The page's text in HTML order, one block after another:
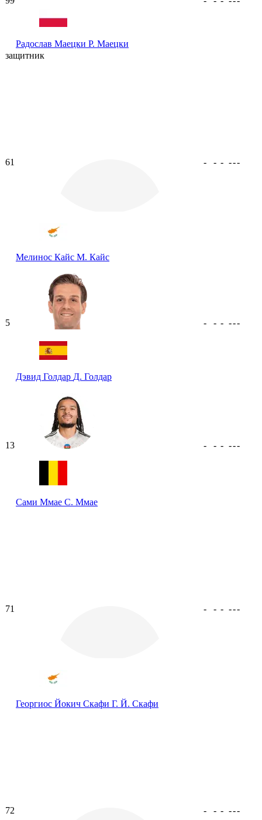
Радослав Маецки Р. Маецки
защитник
61
Мелинос Кайс М. Кайс
- - - ---
5
Дэвид Голдар Д. Голдар
- - - ---
13
Сами Ммае С. Ммае
- - - ---
71
Георгиос Йокич Скафи Г. Й. Скафи
- - - ---
72 - - - ---